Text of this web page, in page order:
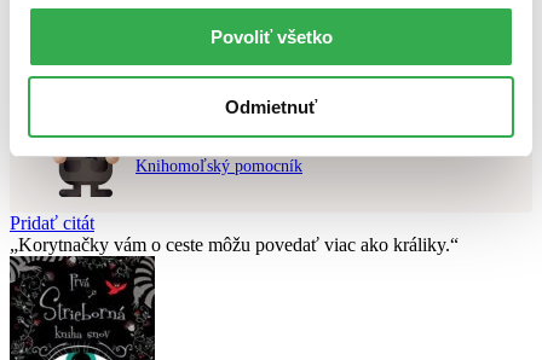
Povoliť všetko
Odmietnuť
Nebol nájdenýžiadny titulvyhovujúci zadaným podmienkam.
Skúste prosím zmeniť vyhľadávaný výraz.
Chcete poradiť knihu?
Náš pomocník Sherlock vám ju s radosťou vypátra!
Knihomoľský pomocník
Pridať citát
Korytnačky vám o ceste môžu povedať viac ako králiky.